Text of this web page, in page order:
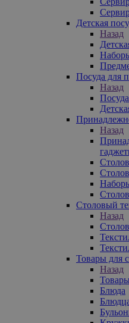
Детская
Назад
Посуда для
Назад
Назад
Столовый
Назад
Товары для
Назад
Блюда